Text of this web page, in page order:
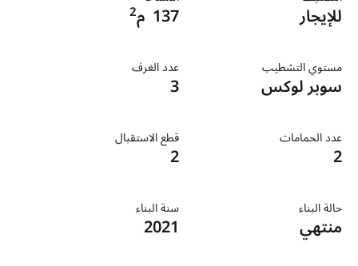
للإيجار 137 م2
مستوي التشطيب
سوبر لوكس
عدد الغرف
3
عدد الحمامات
2
قطع الاستقبال
2
حالة البناء
منتهي
سنة البناء
2021